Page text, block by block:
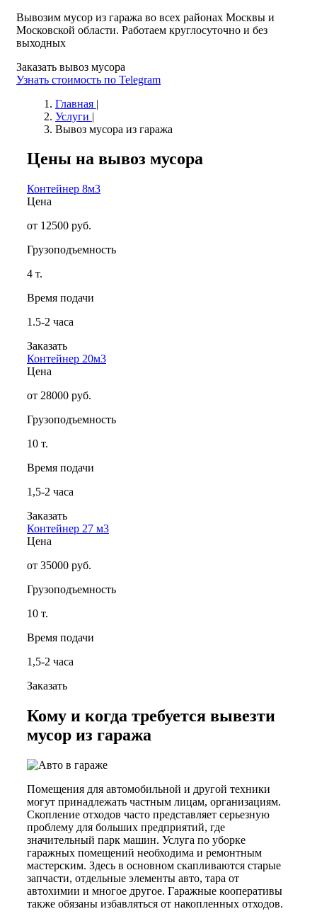
Вывозим мусор из гаража во всех районах Москвы и
Московской области. Работаем круглосуточно и без
выходных
Заказать вывоз мусора
Узнать стоимость по Telegram
Главная |
Услуги |
Вывоз мусора из гаража
Цены на вывоз мусора
Контейнер 8м3
Цена
от 12500 руб.
Грузоподъемность
4 т.
Время подачи
1.5-2 часа
Заказать
Контейнер 20м3
Цена
от 28000 руб.
Грузоподъемность
10 т.
Время подачи
1,5-2 часа
Заказать
Контейнер 27 м3
Цена
от 35000 руб.
Грузоподъемность
10 т.
Время подачи
1,5-2 часа
Заказать
Кому и когда требуется вывезти
мусор из гаража
Помещения для автомобильной и другой техники
могут принадлежать частным лицам, организациям.
Скопление отходов часто представляет серьезную
проблему для больших предприятий, где
значительный парк машин. Услуга по уборке
гаражных помещений необходима и ремонтным
мастерским. Здесь в основном скапливаются старые
запчасти, отдельные элементы авто, тара от
автохимии и многое другое. Гаражные кооперативы
также обязаны избавляться от накопленных отходов.